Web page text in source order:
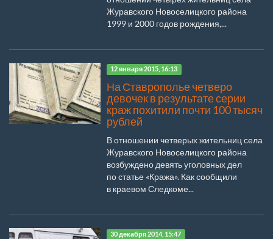
Журавского Новоселицкого района
1999 и 2000 годов рождения,...
12 января 2015, 16:13
На Ставрополье четверо
девочек в результате серии
краж похитили почти 100 тысяч
рублей
В отношении четверых жительниц села
Журавского Новоселицкого района
возбуждено девять уголовных дел
по статье «Кража». Как сообщили
в краевом Следкоме...
30 декабря 2014, 15:47